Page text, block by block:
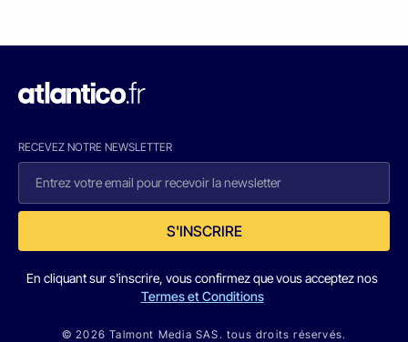
RECEVEZ NOTRE NEWSLETTER
S'INSCRIRE
En cliquant sur s'inscrire, vous confirmez que vous acceptez nos
Termes et Conditions
© 2026 Talmont Media SAS. tous droits réservés.